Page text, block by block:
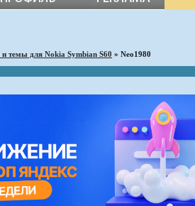
темы для Nokia Symbian S60 » Neo1980